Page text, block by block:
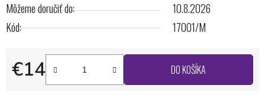
Môžeme doručiť do:
10.8.2026
Kód:
17001/M
€14
Jednotková cena:
DO KOŠÍKA